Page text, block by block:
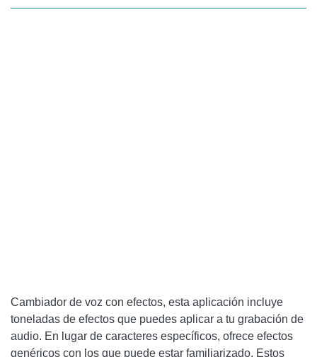
Cambiador de voz con efectos, esta aplicación incluye
toneladas de efectos que puedes aplicar a tu grabación de
audio. En lugar de caracteres específicos, ofrece efectos
genéricos con los que puede estar familiarizado. Estos